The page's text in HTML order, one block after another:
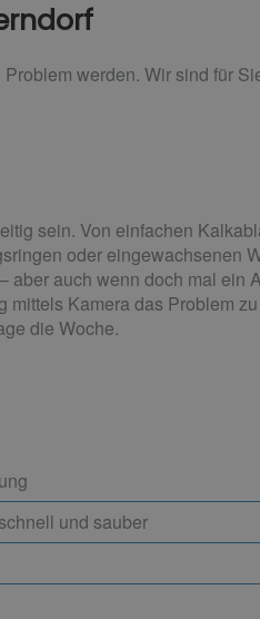
werden. Wir sind für
sein. Von einfachen
oder eingewachsenen
auch wenn doch mal ein
Kamera das Problem
die Woche.
und sauber